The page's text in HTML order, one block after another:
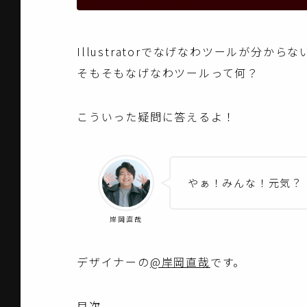
Illustratorでなげなわツールが分からな
そもそもなげなわツールって何？
こういった疑問に答えるよ！
岸岡直哉
やぁ！みんな！元気？
デザイナーの@岸岡直哉です。